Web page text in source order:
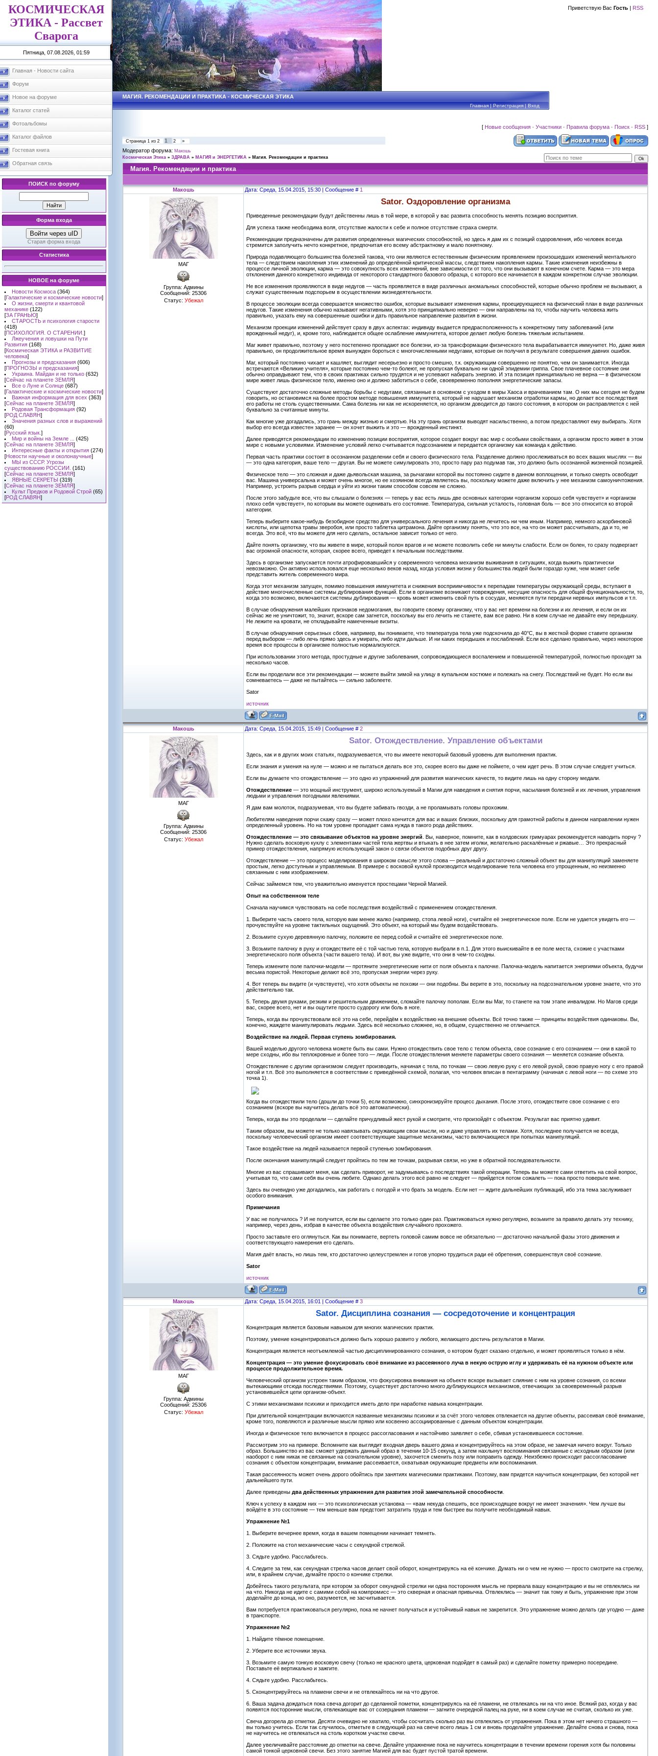
КОСМИЧЕСКАЯ
ЭТИКА - Рассвет
Сварога
Пятница, 07.08.2026, 01:59
Главная - Новости сайта
Форум
Новое на форуме
Каталог статей
Фотоальбомы
Каталог файлов
Гостевая книга
Обратная связь
ПОИСК по форуму
Форма входа
Войти через uID
Старая форма входа
Статистика
НОВОЕ на форуме
Новости Космоса (364)
[Галактические и космические новости]
О жизни, смерти и квантовой
механике (122)
[ЗА ГРАНЬЮ]
СТАРОСТЬ и психология старости
(418)
[ПСИХОЛОГИЯ. О СТАРЕНИИ. ]
Лжеучения и ловушки на Пути
Развития (168)
[Космическая ЭТИКА и РАЗВИТИЕ
человека]
Прогнозы и предсказания (606)
[ПРОГНОЗЫ и предсказания]
Украина. Майдан и не только (632)
[Сейчас на планете ЗЕМЛЯ]
Все о Луне и Солнце (687)
[Галактические и космические новости]
Важная информация для всех (363)
[Сейчас на планете ЗЕМЛЯ]
Родовая Трансформация (92)
[РОД СЛАВЯН]
Значения разных слов и выражений
(60)
[Русский язык. ]
Мир и войны на Земле ...
(425)
[Сейчас на планете ЗЕМЛЯ]
Интересные факты и открытия (274)
[Новости научные и околонаучные]
МЫ из СССР. Угрозы
существованию РОССИИ. (161)
[Сейчас на планете ЗЕМЛЯ]
ЯВНЫЕ СЕКРЕТЫ (319)
[Сейчас на планете ЗЕМЛЯ]
Культ Предков и Родовой Строй (65)
[РОД СЛАВЯН]
Приветствую Вас Гость | RSS
МАГИЯ. РЕКОМЕНДАЦИИ И ПРАКТИКА - КОСМИЧЕСКАЯ ЭТИКА
Главная|Регистрация|Вход
[ Новые сообщения · Участники · Правила форума · Поиск · RSS ]
Страница 1 из 2 1 2 »
Модератор форума: Макошь
Космическая Этика » ЗДРАВА » МАГИЯ и ЭНЕРГЕТИКА » Магия. Рекомендации и практика
Магия. Рекомендации и практика
Макошь Дата: Среда, 15.04.2015, 15:30 | Сообщение # 1
МАГ
Группа: Админы
Сообщений: 25306
Статус: Убежал
Sator. Оздоровление организма
Приведенные рекомендации будут действенны лишь в той мере, в которой у вас развита способность менять позицию восприятия.
Для успеха также необходима воля, отсутствие жалости к себе и полное отсутствие страха смерти.
Рекомендации предназначены для развития определенных магических способностей, но здесь я дам их с позиций оздоровления, ибо человек всегда
стремится заполучить нечто конкретное, предпочитая его всему абстрактному и мало понятному.
Природа подавляющего большинства болезней такова, что они являются естественным физическим проявлением произошедших изменений ментального
тела — следствием накопления этих изменений до определённой критической массы, следствием накопления кармы. Такие изменения неизбежны в
процессе личной эволюции, карма — это совокупность всех изменений, вне зависимости от того, что они вызывают в конечном счете. Карма — это мера
отклонения данного конкретного индивида от некоторого стандартного базового образца, с которого все начинается в каждом конкретном случае эволюции.
Не все изменения проявляются в виде недугов — часть проявляется в виде различных аномальных способностей, которые обычно проблем не вызывают, а
служат существенным подспорьем в осуществлении жизнедеятельности.
В процессе эволюции всегда совершается множество ошибок, которые вызывают изменения кармы, проецирующиеся на физический план в виде различных
недугов. Такие изменения обычно называют негативными, хотя это принципиально неверно — они направлены на то, чтобы научить человека жить
правильно, указать ему на совершенные ошибки и дать правильное направление развития в жизни.
Механизм проекции изменений действует сразу в двух аспектах: индивиду выдается предрасположенность к конкретному типу заболеваний (или
врожденный недуг), и, кроме того, наблюдается общее ослабление иммунитета, которое делает любую болезнь тяжелым испытанием.
Маг живет правильно, поэтому у него постепенно пропадают все болезни, из-за трансформации физического тела вырабатывается иммунитет. Но, даже живя
правильно, он продолжительное время вынужден бороться с многочисленными недугами, которые он получил в результате совершения давних ошибок.
Маг, который постоянно чихает и кашляет, выглядит несерьезно и просто смешно, т.к. окружающим совершенно не понятно, чем он занимается. Иногда
встречаются «Великие учителя», которые постоянно чем-то болеют, не пропуская буквально ни одной эпидемии гриппа. Свое плачевное состояние они
обычно оправдывают тем, что в своих практиках сильно трудятся и не успевают набирать энергию. И эта позиция принципиально не верна — в физическом
мире живет лишь физическое тело, именно оно и должно заботиться о себе, своевременно пополняя энергетические запасы.
Существуют достаточно сложные методы борьбы с недугами, связанные в основном с уходом в миры Хаоса и врачеванием там. О них мы сегодня не будем
говорить, но остановимся на более простом методе повышения иммунитета, который не нарушает механизм отработки кармы, но делает все последствия
его работы не столь существенными. Сама болезнь ни как не искореняется, но организм доводится до такого состояния, в котором он расправляется с ней
буквально за считанные минуты.
Как многие уже догадались, это грань между жизнью и смертью. На эту грань организм выводят насильственно, а потом предоставляют ему выбирать. Хотя
выбор его всегда известен заранее — он хочет выжить и это — врожденный инстинкт.
Далее приводятся рекомендации по изменению позиции восприятия, которое создает вокруг вас мир с особыми свойствами, а организм просто живет в этом
мире с новыми условиями. Изменение условий легко считывается подсознанием и передается организму как команда к действию.
Первая часть практики состоит в осознанном разделении себя и своего физического тела. Разделение должно прослеживаться во всех ваших мыслях — вы
— это одна категория, ваше тело — другая. Вы не можете симулировать это, просто пару раз подумав так, это должно быть осознанной жизненной позицией.
Физическое тело — это сложная и даже дьявольская машина, за рычагами которой вы постоянно сидите в данном воплощении, и только смерть освободит
вас. Машина универсальна и может очень многое, но ее хозяином всегда являетесь вы, поскольку можете даже включить у нее механизм самоуничтожения.
Например, устроить разрыв сердца и уйти из жизни таким способом совсем не сложно.
После этого забудьте все, что вы слышали о болезнях — теперь у вас есть лишь две основных категории «организм хорошо себя чувствует» и «организм
плохо себя чувствует», по которым вы можете оценивать его состояние. Температура, сильная усталость, головная боль — все это относится ко второй
категории.
Теперь выберите какое-нибудь безобидное средство для универсального лечения и никогда не лечитесь ни чем иным. Например, немного аскорбиновой
кислоты, или щепотка травы зверобоя, или просто таблетка цитрамона. Дайте организму понять, что это все, на что он может рассчитывать, да и то, не
всегда. Это всё, что вы можете для него сделать, остальное зависит только от него.
Дайте понять организму, что вы живете в мире, который полон врагов и не можете позволить себе ни минуты слабости. Если он болен, то сразу подвергает
вас огромной опасности, которая, скорее всего, приведет к печальным последствиям.
Здесь в организме запускается почти атрофировавшийся у современного человека механизм выживания в ситуациях, когда выжить практически
невозможно. Он активно использовался еще несколько веков назад, когда условия жизни у большинства людей были гораздо хуже, чем может себе
представить житель современного мира.
Когда этот механизм запущен, помимо повышения иммунитета и снижения восприимчивости к перепадам температуры окружающей среды, вступают в
действие многочисленные системы дублирования функций. Если в организме возникают повреждения, несущие опасность для общей функциональности, то,
когда это возможно, включаются системы дублирования — кровь может изменить свой путь в сосудах, меняются пути передачи нервных импульсов и т.п.
В случае обнаружения малейших признаков недомогания, вы говорите своему организму, что у вас нет времени на болезни и их лечения, и если он их
сейчас же не уничтожит, то, значит, вскоре сам загнется, поскольку вы его лечить не станете, вам все равно. Ни в коем случае не давайте ему передышку.
Не лежите на кровати, не откладывайте намеченные визиты.
В случае обнаружения серьезных сбоев, например, вы понимаете, что температура тела уже подскочила до 40°С, вы в жесткой форме ставите организм
перед выбором — либо лечь прямо здесь и умирать, либо идти дальше. И ни каких передышек и послаблений. Если все сделано правильно, через некоторое
время все процессы в организме полностью нормализуются.
При использовании этого метода, простудные и другие заболевания, сопровождающиеся воспалением и повышенной температурой, полностью проходят за
несколько часов.
Если вы проделали все эти рекомендации — можете выйти зимой на улицу в купальном костюме и полежать на снегу. Последствий не будет. Но если вы
сомневаетесь — даже не пытайтесь — сильно заболеете.
Sator
источник
Макошь Дата: Среда, 15.04.2015, 15:49 | Сообщение # 2
МАГ
Группа: Админы
Сообщений: 25306
Статус: Убежал
Sator. Отождествление. Управление объектами
Здесь, как и в других моих статьях, подразумевается, что вы имеете некоторый базовый уровень для выполнения практик.
Если знания и умения на нуле — можно и не пытаться делать все это, скорее всего вы даже не поймете, о чем идет речь. В этом случае следует учиться.
Если вы думаете что отождествление — это одно из упражнений для развития магических качеств, то видите лишь на одну сторону медали.
Отождествление — это мощный инструмент, широко используемый в Магии для наведения и снятия порчи, насылания болезней и их лечения, управления
людьми и управления погодными явлениями.
Я дам вам молоток, подразумевая, что вы будете забивать гвозди, а не проламывать головы прохожим.
Любителям наведения порчи скажу сразу — может плохо кончится для вас и ваших близких, поскольку для грамотной работы в данном направлении нужен
определенный уровень. Но на том уровне пропадает сама нужда в такого рода действиях.
Отождествление — это связывание объектов на уровне энергий . Вы, наверное, помните, как в колдовских гримуарах рекомендуется наводить порчу ?
Нужно сделать восковую куклу с элементами частей тела жертвы и втыкать в нее затем иголки, желательно раскалённые и ржавые… Это прекрасный
пример отождествления, напрямую использующий закон о связи объектов подобных друг другу.
Отождествление — это процесс моделирования в широком смысле этого слова — реальный и достаточно сложный объект вы для манипуляций заменяете
простым, легко доступным и управляемым. В примере с восковой куклой производится моделирование тела человека его упрощенным, но неизменно
связанным с ним изображением.
Сейчас займемся тем, что уважительно именуется простецами Черной Магией.
Опыт на собственном теле
Сначала научимся чувствовать на себе последствия воздействий с применением отождествления.
1. Выберите часть своего тела, которую вам менее жалко (например, стопа левой ноги), считайте её энергетическое поле. Если не удается увидеть его —
прочувствуйте на уровне тактильных ощущений. Это объект, на который мы будем воздействовать.
2. Возьмите сухую деревянную палочку, положите ее перед собой и считайте её энергетическое поле.
3. Возьмите палочку в руку и отождествите её с той частью тела, которую выбрали в п.1. Для этого выискивайте в ее поле места, схожие с участками
энергетического поля объекта (части вашего тела). И вот, вы уже видите, что они в чем-то сходны.
Теперь измените поле палочки-модели — протяните энергетические нити от поля объекта к палочке. Палочка-модель напитается энергиями объекта, будучи
весьма пористой. Некоторые делают всё это, пропуская энергии через руку.
4. Вот теперь вы видите (и чувствуете), что хотя объекты не похожи — они подобны. Вы верите в это, поскольку на подсознательном уровне знаете, что это
действительно так.
5. Теперь двумя руками, резким и решительным движением, сломайте палочку пополам. Если вы Маг, то станете на том этапе инвалидом. Но Магов среди
вас, скорее всего, нет и вы ощутите просто судорогу или боль в ноге.
Теперь, когда вы прочувствовали всё это на себе, перейдём к воздействию на внешние объекты. Всё точно также — принципы воздействия одинаковы. Вы,
конечно, жаждете манипулировать людьми. Здесь всё несколько сложнее, но, в общем, существенно не отличается.
Воздействие на людей. Первая ступень зомбирования.
Вашей моделью другого человека можете быть вы сами. Нужно отождествить свое тело с телом объекта, свое сознание с его сознанием — они в какой то
мере сходны, ибо вы теплокровные и более того — люди. После отождествления меняете параметры своего сознания — меняется сознание объекта.
Отождествление с другим организмом следует производить, начиная с тела, по точкам — свою левую руку с его левой рукой, свою правую ногу с его правой
ногой и т.п. Всё это выполняется в соответствии с приведённой схемой, полагая, что человек вписан в пентаграмму (начиная с левой ноги — по схеме это
точка 1).
Когда вы отождествили тело (дошли до точки 5), если возможно, синхронизируйте процесс дыхания. После этого, отождествите свое сознание с его
сознанием (вскоре вы научитесь делать всё это автоматически).
Теперь, когда вы это проделали — сделайте причудливый жест рукой и смотрите, что произойдёт с объектом. Результат вас приятно удивит.
Таким образом, вы можете не только навязывать окружающим свои мысли, но и даже управлять их телами. Хотя, последнее получается не всегда,
поскольку человеческий организм имеет соответствующие защитные механизмы, часто включающиеся при попытках манипуляций.
Такое воздействие на людей называется первой ступенью зомбирования.
После окончания манипуляций следует пройтись по тем же точкам, разрывая связи, но уже в обратной последовательности.
Многие из вас спрашивают меня, как сделать приворот, не задумываясь о последствиях такой операции. Теперь вы можете сами ответить на свой вопрос,
учитывая то, что сами себя вы очень любите. Однако делать этого всё равно не следует — прийдется потом сожалеть — пока просто поверьте мне.
Здесь вы очевидно уже догадались, как работать с погодой и что брать за модель. Если нет — ждите дальнейших публикаций, ибо эта тема заслуживает
особого внимания.
Примечания
У вас не получилось ? И не получится, если вы сделаете это только один раз. Практиковаться нужно регулярно, возьмите за правило делать эту технику,
например, через день, избрав в качестве объекта воздействия случайного прохожего.
Просто заставьте его оглянуться. Как вы понимаете, вертеть головой самим вовсе не обязательно — достаточно начальной фазы этого движения и
соответствующего намерения его сделать.
Магия даёт власть, но лишь тем, кто достаточно целеустремлен и готов упорно трудиться ради её обретения, совершенствуя своё сознание.
Sator
источник
Макошь Дата: Среда, 15.04.2015, 16:01 | Сообщение # 3
МАГ
Группа: Админы
Сообщений: 25306
Статус: Убежал
Sator. Дисциплина сознания — сосредоточение и концентрация
Концентрация является базовым навыком для многих магических практик.
Поэтому, умение концентрироваться должно быть хорошо развито у любого, желающего достичь результатов в Магии.
Концентрация является неотъемлемой частью дисциплинированного сознания, о котором будет сказано отдельно, и может проявляться только в нём.
Концентрация — это умение фокусировать своё внимание из рассеянного луча в некую острую иглу и удерживать её на нужном объекте или
процессе продолжительное время.
Человеческий организм устроен таким образом, что фокусировка внимания на объекте вскоре вызывает слияние с ним на уровне сознания, со всеми
вытекающими отсюда последствиями. Поэтому, существует достаточно много дублирующихся механизмов, отвечающих за своевременный разрыв
установившейся цепи организм-объект.
С этими механизмами психики и приходится иметь дело при наработке навыка концентрации.
При длительной концентрации включаются названные механизмы психики и за счёт этого человек отвлекается на другие объекты, рассеивая своё внимание,
кроме того, появляются и различные мысли прямо или косвенно ассоциированные с данным объектом концентрации.
Иногда и физическое тело включается в процесс рассогласования и настойчиво заявляет о себе, сбивая установившееся состояние.
Рассмотрим это на примере. Вспомните как выглядит входная дверь вашего дома и концентрируйтесь на этом образе, не замечая ничего вокруг. Только
образ. Большинство из вас сможет удержать данный образ в течении 10-15 секунд, а затем нахлынут воспоминания связанные с исходным образом (или
наоборот с ним никак не связанные на сознательном уровне), захочется сменить позу или поправить одежду. Неизбежно происходит рассогласование
сознания с объектом концентрации, внимание рассеивается, охватывая окружающие предметы или воспоминания.
Такая рассеянность может очень дорого обойтись при занятиях магическими практиками. Поэтому, вам придется научиться концентрации, без которой нет
дальнейшего пути.
Далее приведены два действенных упражнения для развития этой замечательной способности
Ключ к успеху в каждом них — это психологическая установка — «вам некуда спешить, все происходящее вокруг не имеет значения». Чем лучше вы
войдёте в это состояние — тем меньше вам предстоит затратить труда и тем быстрее вы получите необходимый навык.
Упражнение №1
1. Выберите вечернее время, когда в вашем помещении начинает темнеть.
2. Положите на стол механические часы с секундной стрелкой.
3. Сядьте удобно. Расслабьтесь.
4. Следите за тем, как секундная стрелка часов делает свой оборот, концентрируясь на её кончике. Думать ни о чем не нужно — просто смотрите на стрелку,
или, в крайнем случае, думайте просто о кончике стрелки.
Добейтесь такого результата, при котором за оборот секундной стрелки ни одна посторонняя мысль не прервала вашу концентрацию и вы не отвлеклись ни
на что. Никогда не идите с самими собой на компромисс — это скверная и опасная привычка. Отвлеклись — значит так тому и быть, упражнение при этом
доделайте до конца, но оно, разумеется, не засчитывается.
Вам потребуется практиковаться регулярно, пока не начнет получаться и устойчивый навык не закрепится. Это упражнение можно делать где угодно — даже
в транспорте.
Упражнение №2
1. Найдите тёмное помещение.
2. Уберите все источники звука.
3. Возьмите самую тонкую восковую свечу (только не красного цвета, церковная подойдет в самый раз) и сделайте пометку примерно посередине.
Поставьте её вертикально и зажгите.
4. Сядьте удобно. Расслабьтесь.
5. Сконцентрируйтесь на пламени свечи и не отвлекайтесь ни на что другое.
6. Ваша задача дождаться пока свеча догорит до сделанной пометки, концентрируясь на её пламени, не отвлекаясь ни на что иное. Всякий раз, когда у вас
появятся посторонние мысли, отвлекающие вас от созерцания пламени — загните очередной палец на руке, ни в коем случае не считая, сколько их уже.
Свеча догорела до отметки. Десяти очевидно не хватило, чтобы сосчитать сколько раз вы отвлеклись от упражнения. Пока в этом нет ничего страшного —
вы только учитесь. Если так случилось, отметьте в следующий раз на свече всего лишь 1 см и вновь проделайте упражнение. Делайте снова и снова, пока
не научитесь не отвлекаться на столь коротком участке свечи.
Далее увеличивайте расстояние до отметки на свече. Делайте упражнение пока не научитесь концентрации в течении времени горения хотя бы половины
самой тонкой церковной свечи. Без этого занятие Магией для вас будет пустой тратой времени.